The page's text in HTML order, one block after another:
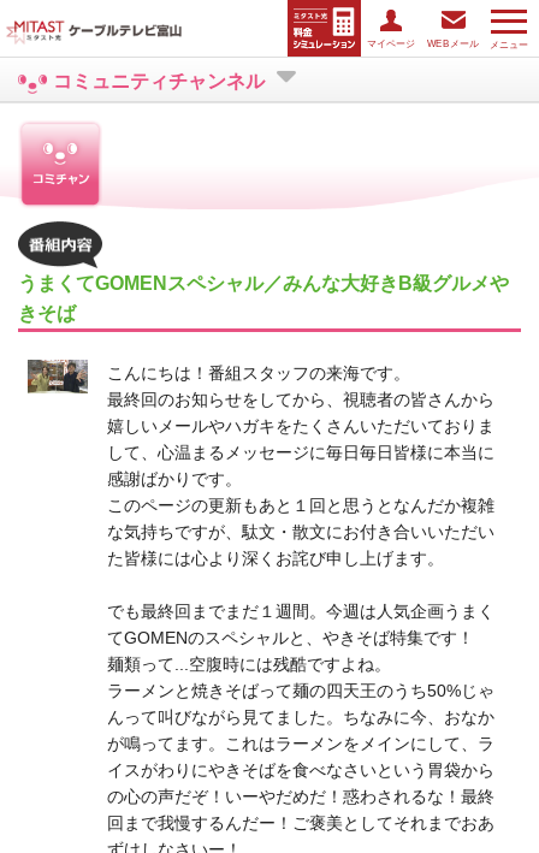
メニュー
マイページ WEBメール
コミュニティチャンネル
うまくてGOMENスペシャル／みんな大好きB級グルメや
きそば
こんにちは！番組スタッフの来海です。
最終回のお知らせをしてから、視聴者の皆さんから
嬉しいメールやハガキをたくさんいただいておりま
して、心温まるメッセージに毎日毎日皆様に本当に
感謝ばかりです。
このページの更新もあと１回と思うとなんだか複雑
な気持ちですが、駄文・散文にお付き合いいただい
た皆様には心より深くお詫び申し上げます。
でも最終回までまだ１週間。今週は人気企画うまく
てGOMENのスペシャルと、やきそば特集です！
麺類って...空腹時には残酷ですよね。
ラーメンと焼きそばって麺の四天王のうち50%じゃ
んって叫びながら見てました。ちなみに今、おなか
が鳴ってます。これはラーメンをメインにして、ラ
イスがわりにやきそばを食べなさいという胃袋から
の心の声だぞ！いーやだめだ！惑わされるな！最終
回まで我慢するんだー！ご褒美としてそれまでおあ